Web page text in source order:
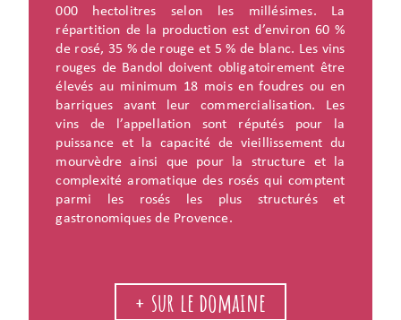
000 hectolitres selon les millésimes. La
répartition de la production est d’environ 60 %
de rosé, 35 % de rouge et 5 % de blanc. Les vins
rouges de Bandol doivent obligatoirement être
élevés au minimum 18 mois en foudres ou en
barriques avant leur commercialisation. Les
vins de l’appellation sont réputés pour la
puissance et la capacité de vieillissement du
mourvèdre ainsi que pour la structure et la
complexité aromatique des rosés qui comptent
parmi les rosés les plus structurés et
gastronomiques de Provence.
+ sur le domaine